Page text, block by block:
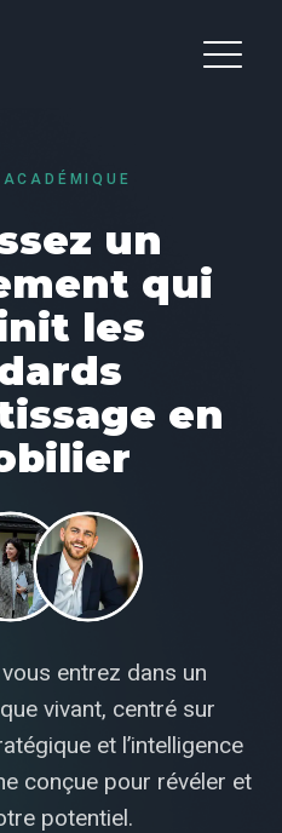
un
qui
les
en
entrez dans un
vivant, centré sur
et l’intelligence
conçue pour révéler et
potentiel.